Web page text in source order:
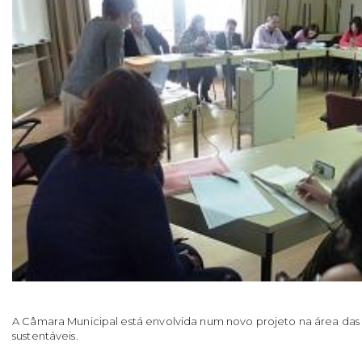
A Câmara Municipal está envolvida num novo projeto na área
sustentáveis.